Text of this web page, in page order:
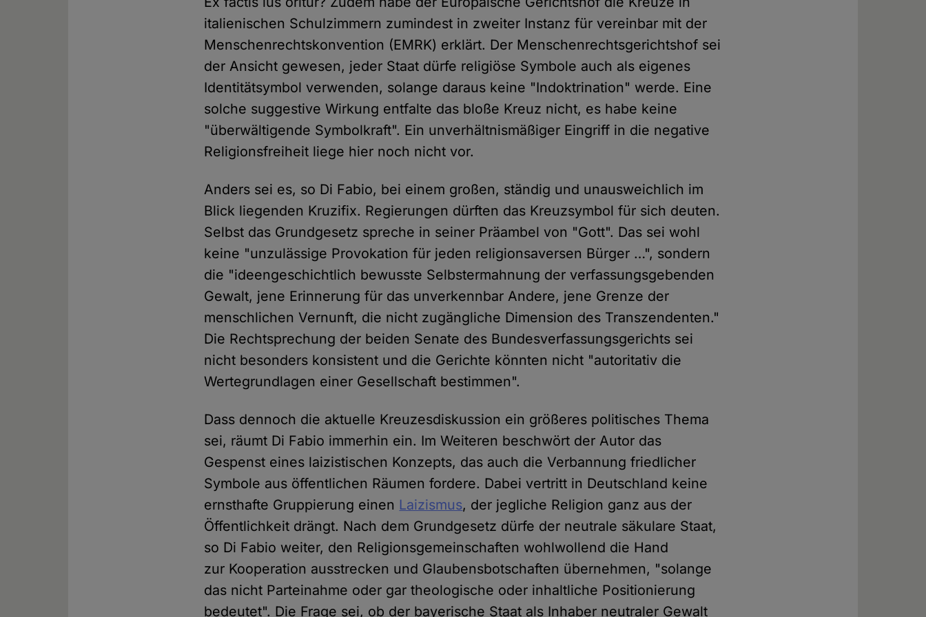
italienischen Schulzimmern zumindest in zweiter Instanz für vereinbar mit der
Menschenrechtskonvention (EMRK) erklärt. Der Menschenrechtsgerichtshof sei
der Ansicht gewesen, jeder Staat dürfe religiöse Symbole auch als eigenes
Identitätsymbol verwenden, solange daraus keine "Indoktrination" werde. Eine
solche suggestive Wirkung entfalte das bloße Kreuz nicht, es habe keine
"überwältigende Symbolkraft". Ein unverhältnismäßiger Eingriff in die negative
Religionsfreiheit liege hier noch nicht vor.
Anders sei es, so Di Fabio, bei einem großen, ständig und unausweichlich im
Blick liegenden Kruzifix. Regierungen dürften das Kreuzsymbol für sich deuten.
Selbst das Grundgesetz spreche in seiner Präambel von "Gott". Das sei wohl
keine "unzulässige Provokation für jeden religionsaversen Bürger …", sondern
die "ideengeschichtlich bewusste Selbstermahnung der verfassungsgebenden
Gewalt, jene Erinnerung für das unverkennbar Andere, jene Grenze der
menschlichen Vernunft, die nicht zugängliche Dimension des Transzendenten."
Die Rechtsprechung der beiden Senate des Bundesverfassungsgerichts sei
nicht besonders konsistent und die Gerichte könnten nicht "autoritativ die
Wertegrundlagen einer Gesellschaft bestimmen".
Dass dennoch die aktuelle Kreuzesdiskussion ein größeres politisches Thema
sei, räumt Di Fabio immerhin ein. Im Weiteren beschwört der Autor das
Gespenst eines laizistischen Konzepts, das auch die Verbannung friedlicher
Symbole aus öffentlichen Räumen fordere. Dabei vertritt in Deutschland keine
ernsthafte Gruppierung einen Laizismus, der jegliche Religion ganz aus der
Öffentlichkeit drängt. Nach dem Grundgesetz dürfe der neutrale säkulare Staat,
so Di Fabio weiter, den Religionsgemeinschaften wohlwollend die Hand
zur Kooperation ausstrecken und Glaubensbotschaften übernehmen, "solange
das nicht Parteinahme oder gar theologische oder inhaltliche Positionierung
bedeutet". Die Frage sei, ob der bayerische Staat als Inhaber neutraler Gewalt